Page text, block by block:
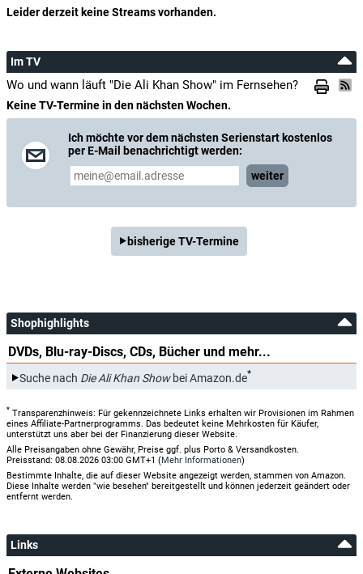
Leider derzeit keine Streams vorhanden.
Im TV
Wo und wann läuft "Die Ali Khan Show" im Fernsehen?
Keine TV-Termine in den nächsten Wochen.
Ich möchte vor dem nächsten Serienstart kostenlos
per E-Mail benachrichtigt werden:
weiter
bisherige TV-Termine
Shophighlights
DVDs, Blu-ray-Discs, CDs, Bücher und mehr...
Suche nach Die Ali Khan Showbei Amazon.de*
* Transparenzhinweis: Für gekennzeichnete Links erhalten wir Provisionen im Rahmen
eines Affiliate-Partnerprogramms. Das bedeutet keine Mehrkosten für Käufer,
unterstützt uns aber bei der Finanzierung dieser Website.
Alle Preisangaben ohne Gewähr, Preise ggf. plus Porto & Versandkosten.
Preisstand: 08.08.2026 03:00 GMT+1 (Mehr Informationen)
Bestimmte Inhalte, die auf dieser Website angezeigt werden, stammen von Amazon.
Diese Inhalte werden "wie besehen" bereitgestellt und können jederzeit geändert oder
entfernt werden.
Links